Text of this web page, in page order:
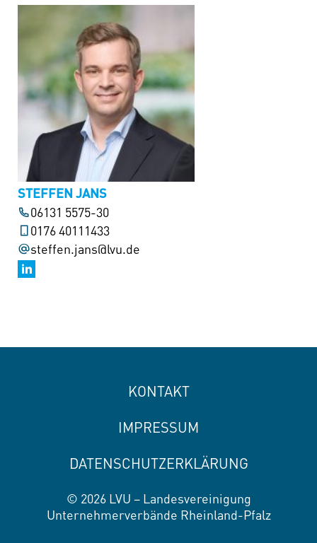
STEFFEN JANS
06131 5575-30
0176 40111433
steffen.jans@lvu.de
KONTAKT
IMPRESSUM
DATENSCHUTZERKLÄRUNG
© 2026 LVU – Landesvereinigung
Unternehmerverbände Rheinland-Pfalz